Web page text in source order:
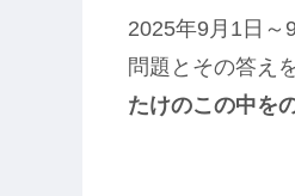
2025年9月1日～
問題とその答え
たけのこの中を